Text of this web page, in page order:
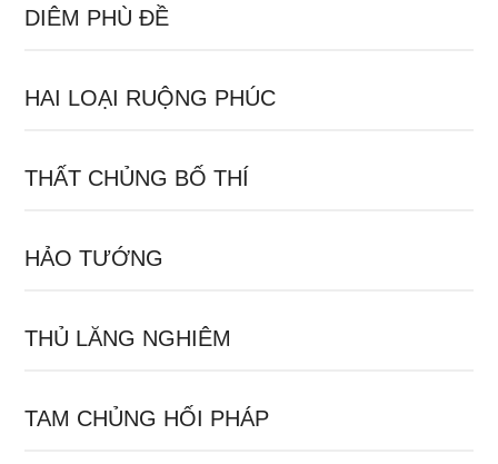
DIÊM PHÙ ĐỀ
HAI LOẠI RUỘNG PHÚC
THẤT CHỦNG BỐ THÍ
HẢO TƯỚNG
THỦ LĂNG NGHIÊM
TAM CHỦNG HỐI PHÁP